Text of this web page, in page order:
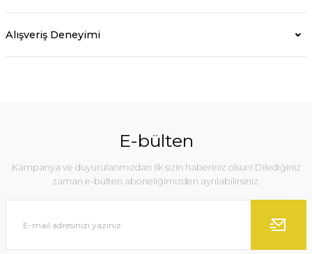
Alışveriş Deneyimi
E-bülten
Kampanya ve duyurularımızdan ilk sizin haberiniz olsun! Dilediğiniz
zaman e-bülten aboneliğimizden ayrılabilirsiniz.